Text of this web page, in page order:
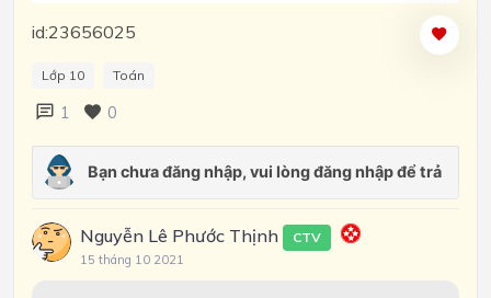
id:23656025
Lớp 10 Toán
1 0
Nguyễn Lê Phước Thịnh CTV
15 tháng 10 2021